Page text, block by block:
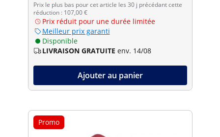
Prix le plus bas pour cet article les 30 j précédant cette
réduction : 107,00 €
Prix réduit pour une durée limitée
Meilleur prix garanti
Disponible
LIVRAISON GRATUITE env. 14/08
Ajouter au panier
Promo